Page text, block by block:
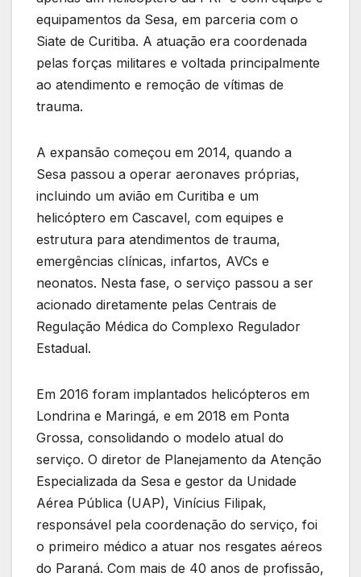
equipamentos da Sesa, em parceria com o
Siate de Curitiba. A atuação era coordenada
pelas forças militares e voltada principalmente
ao atendimento e remoção de vítimas de
trauma.
A expansão começou em 2014, quando a
Sesa passou a operar aeronaves próprias,
incluindo um avião em Curitiba e um
helicóptero em Cascavel, com equipes e
estrutura para atendimentos de trauma,
emergências clínicas, infartos, AVCs e
neonatos. Nesta fase, o serviço passou a ser
acionado diretamente pelas Centrais de
Regulação Médica do Complexo Regulador
Estadual.
Em 2016 foram implantados helicópteros em
Londrina e Maringá, e em 2018 em Ponta
Grossa, consolidando o modelo atual do
serviço. O diretor de Planejamento da Atenção
Especializada da Sesa e gestor da Unidade
Aérea Pública (UAP), Vinícius Filipak,
responsável pela coordenação do serviço, foi
o primeiro médico a atuar nos resgates aéreos
do Paraná. Com mais de 40 anos de profissão,